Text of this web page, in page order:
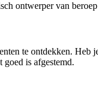
ontwerper van
te ontdekken. Heb
is afgestemd.